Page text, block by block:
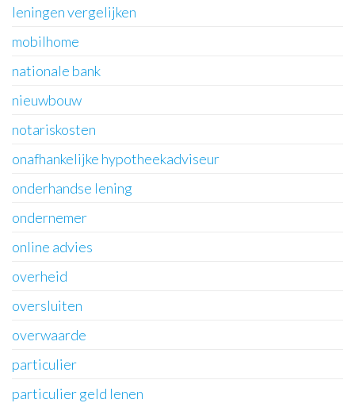
leningen vergelijken
mobilhome
nationale bank
nieuwbouw
notariskosten
onafhankelijke hypotheekadviseur
onderhandse lening
ondernemer
online advies
overheid
oversluiten
overwaarde
particulier
particulier geld lenen